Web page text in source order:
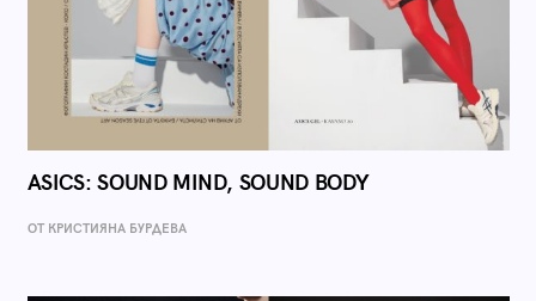
ASICS: SOUND MIND, SOUND BODY
ОТ КРИСТИЯНА БУРДЕВА